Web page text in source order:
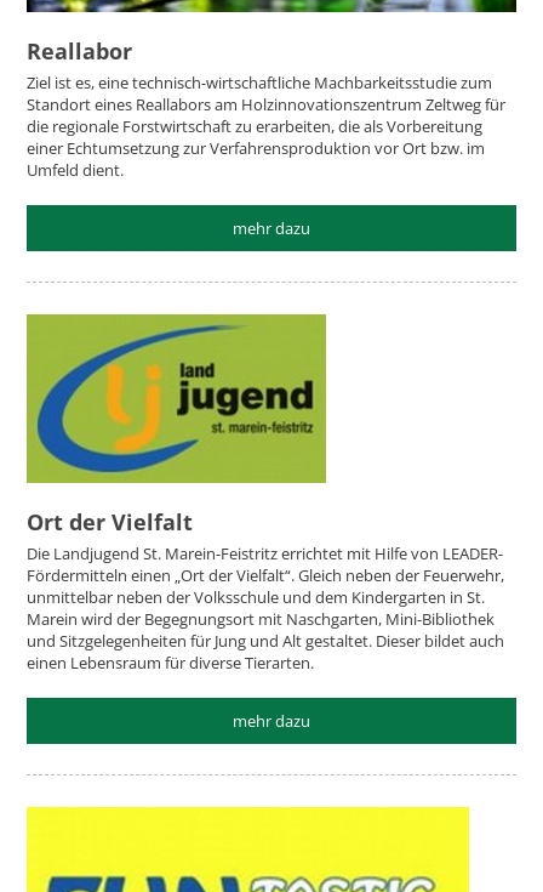
Reallabor
Ziel ist es, eine technisch-wirtschaftliche Machbarkeitsstudie zum
Standort eines Reallabors am Holzinnovationszentrum Zeltweg für
die regionale Forstwirtschaft zu erarbeiten, die als Vorbereitung
einer Echtumsetzung zur Verfahrensproduktion vor Ort bzw. im
Umfeld dient.
mehr dazu
Ort der Vielfalt
Die Landjugend St. Marein-Feistritz errichtet mit Hilfe von LEADER-
Fördermitteln einen „Ort der Vielfalt“. Gleich neben der Feuerwehr,
unmittelbar neben der Volksschule und dem Kindergarten in St.
Marein wird der Begegnungsort mit Naschgarten, Mini-Bibliothek
und Sitzgelegenheiten für Jung und Alt gestaltet. Dieser bildet auch
einen Lebensraum für diverse Tierarten.
mehr dazu